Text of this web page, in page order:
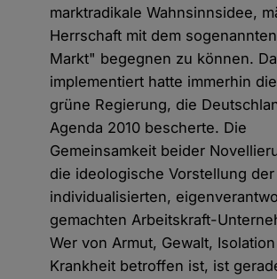
marktradikale Wahnsinnsidee,
Herrschaft mit dem
Markt" begegnen zu können.
implementiert hatte immerhin
grüne Regierung, die
Agenda 2010 bescherte. Die
Gemeinsamkeit beider
die ideologische Vorstellung der
individualisierten,
gemachten Arbeitskraft-
Wer von Armut, Gewalt,
Krankheit betroffen ist, ist